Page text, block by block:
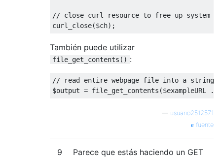
// close curl resource to free up system
curl_close($ch);
También puede utilizar
file_get_contents() :
// read entire webpage file into a string
$output = file_get_contents ($exampleURL .
usuario2512571
fuente
9
Parece que estás haciendo un GET